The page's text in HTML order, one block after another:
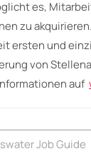
es,
zu
ersten und
von
auf
Job Guide